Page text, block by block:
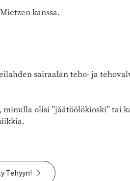
kanssa.
sairaalan teho- ja
olisi ”jäätöölökioski” tai
Tehyyn!